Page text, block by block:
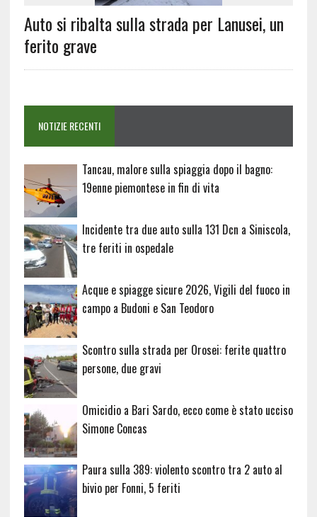
Auto si ribalta sulla strada per Lanusei, un
ferito grave
NOTIZIE RECENTI
Tancau, malore sulla spiaggia dopo il bagno:
19enne piemontese in fin di vita
Incidente tra due auto sulla 131 Dcn a Siniscola,
tre feriti in ospedale
Acque e spiagge sicure 2026, Vigili del fuoco in
campo a Budoni e San Teodoro
Scontro sulla strada per Orosei: ferite quattro
persone, due gravi
Omicidio a Bari Sardo, ecco come è stato ucciso
Simone Concas
Paura sulla 389: violento scontro tra 2 auto al
bivio per Fonni, 5 feriti